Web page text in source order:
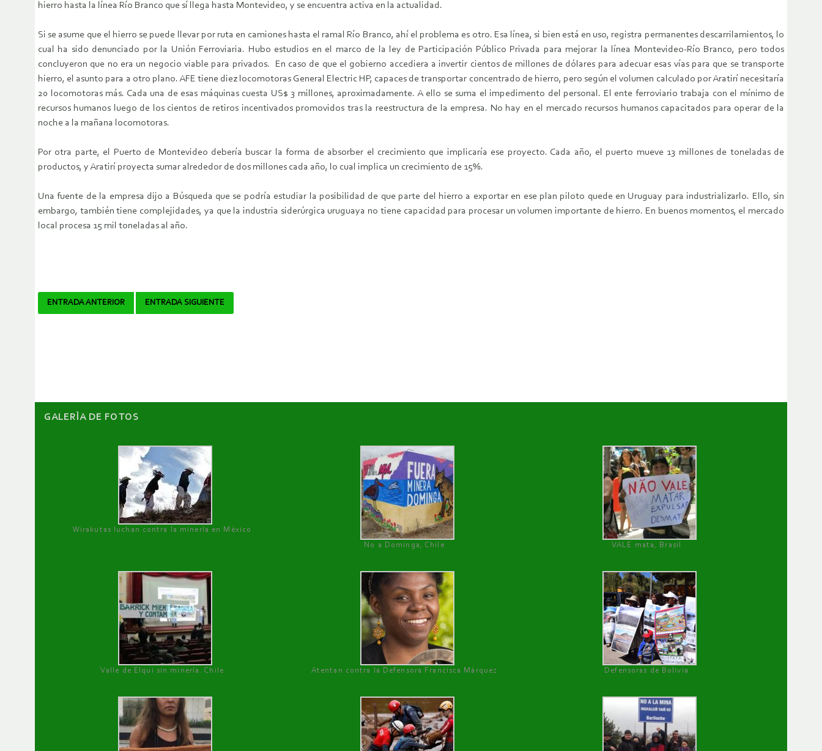
hierro hasta la línea Río Branco que sí llega hasta Montevideo, y se encuentra activa en la actualidad.
Si se asume que el hierro se puede llevar por ruta en camiones hasta el ramal Río Branco, ahí el problema es otro. Esa línea, si bien está en uso, registra permanentes descarrilamientos, lo
cual ha sido denunciado por la Unión Ferroviaria. Hubo estudios en el marco de la ley de Participación Público Privada para mejorar la línea Montevideo-Río Branco, pero todos
concluyeron que no era un negocio viable para privados. En caso de que el gobierno accediera a invertir cientos de millones de dólares para adecuar esas vías para que se transporte
hierro, el asunto para a otro plano. AFE tiene diez locomotoras General Electric HP, capaces de transportar concentrado de hierro, pero según el volumen calculado por Aratirí necesitaría
20 locomotoras más. Cada una de esas máquinas cuesta US$ 3 millones, aproximadamente. A ello se suma el impedimento del personal. El ente ferroviario trabaja con el mínimo de
recursos humanos luego de los cientos de retiros incentivados promovidos tras la reestructura de la empresa. No hay en el mercado recursos humanos capacitados para operar de la
noche a la mañana locomotoras.
Por otra parte, el Puerto de Montevideo debería buscar la forma de absorber el crecimiento que implicaría ese proyecto. Cada año, el puerto mueve 13 millones de toneladas de
productos, y Aratirí proyecta sumar alrededor de dos millones cada año, lo cual implica un crecimiento de 15%.
Una fuente de la empresa dijo a Búsqueda que se podría estudiar la posibilidad de que parte del hierro a exportar en ese plan piloto quede en Uruguay para industrializarlo. Ello, sin
embargo, también tiene complejidades, ya que la industria siderúrgica uruguaya no tiene capacidad para procesar un volumen importante de hierro. En buenos momentos, el mercado
local procesa 15 mil toneladas al año.
Navegador
ENTRADA ANTERIOR ENTRADA SIGUIENTE
GALERÌA DE FOTOS
Wirakutas luchan contra la minería en México
No a Dominga, Chile
VALE mata, Brasil
Valle de Elqui sin minería. Chile Atentan contra la Defensora Francisca Márquez Defensoras de Bolivia